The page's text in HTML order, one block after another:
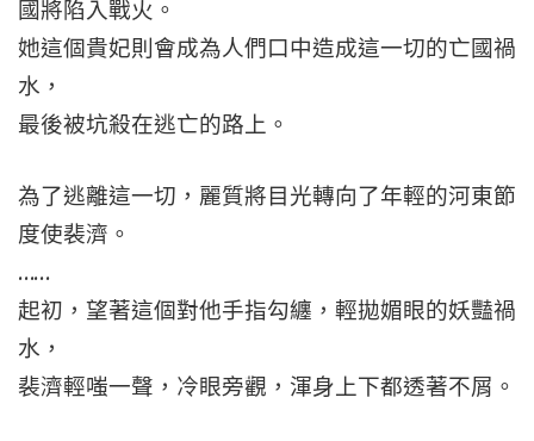
國將陷入戰火。
她這個貴妃則會成為人們口中造成這一切的亡國禍
水，
最後被坑殺在逃亡的路上。
為了逃離這一切，麗質將目光轉向了年輕的河東節
度使裴濟。
……
起初，望著這個對他手指勾纏，輕拋媚眼的妖豔禍
水，
裴濟輕嗤一聲，冷眼旁觀，渾身上下都透著不屑。